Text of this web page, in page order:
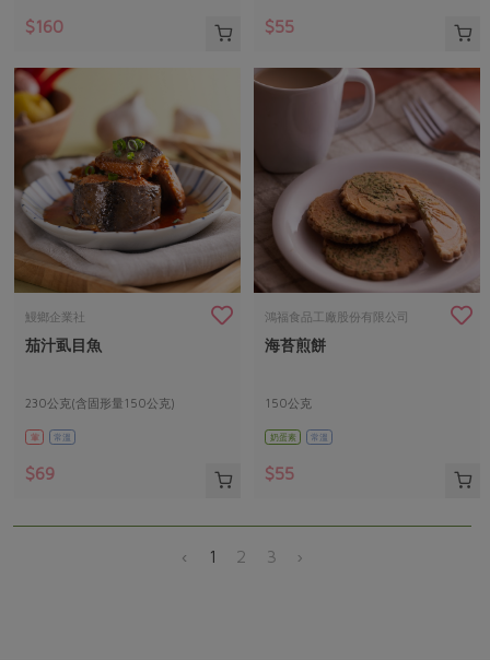
$160 $55
鰻鄉企業社
茄汁虱目魚
230公克(含固形量150公克)
葷 常溫
$69
鴻福食品工廠股份有限公司
海苔煎餅
150公克
奶蛋素 常溫
$55
‹ 1 2 3 ›